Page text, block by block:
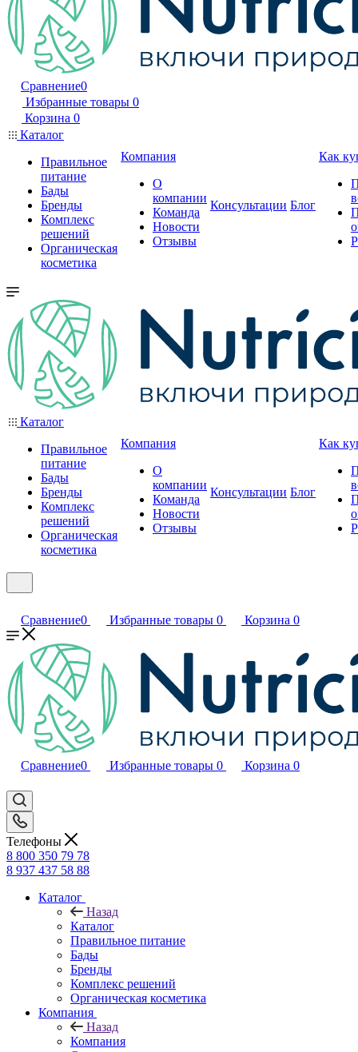
Сравнение0
Избранные товары 0
Корзина 0
Каталог
Правильное
питание
Бады
Бренды
Комплекс
решений
Органическая
косметика
Компания
О
компании
Команда
Новости
Отзывы
Консультации Блог
Как
Каталог
Правильное
питание
Бады
Бренды
Комплекс
решений
Органическая
косметика
Компания
О
компании
Команда
Новости
Отзывы
Консультации Блог
Как
Сравнение0 Избранные товары 0 Корзина 0
Сравнение0 Избранные товары 0 Корзина 0
Телефоны
8 800 350 79 78
8 937 437 58 88
Каталог
Назад
Каталог
Правильное питание
Бады
Бренды
Комплекс решений
Органическая косметика
Компания
Назад
Компания